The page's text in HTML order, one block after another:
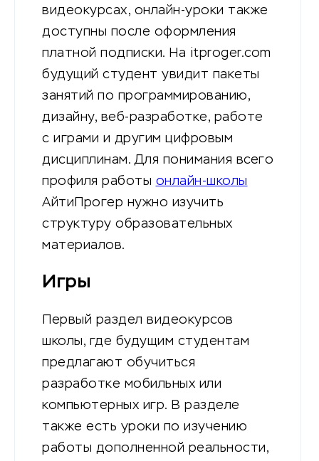
видеокурсах, онлайн-уроки также
доступны после оформления
платной подписки. На itproger.com
будущий студент увидит пакеты
занятий по программированию,
дизайну, веб-разработке, работе
с играми и другим цифровым
дисциплинам. Для понимания всего
профиля работы онлайн-школы
АйтиПрогер нужно изучить
структуру образовательных
материалов.
Игры
Первый раздел видеокурсов
школы, где будущим студентам
предлагают обучиться
разработке мобильных или
компьютерных игр. В разделе
также есть уроки по изучению
работы дополненной реальности,